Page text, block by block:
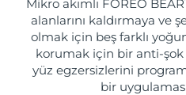
Mikro akımlı FOREO BEAR
alanlarını kaldırmaya ve
olmak için beş farklı
korumak için bir anti-
yüz egzersizlerini
bir